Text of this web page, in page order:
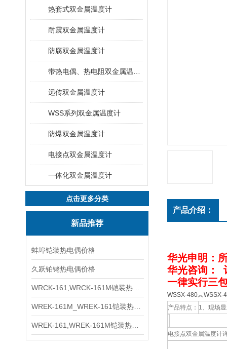
热套式双金属温度计
耐震双金属温度计
防腐双金属温度计
远传双金属温度计
WSS系列双金属温度计
防爆双金属温度计
电接点双金属温度计
一体化双金属温度计
点击更多分类
新品推荐
蚌埠铠装热电偶价格
久跃铂铑热电偶价格
产品介绍：
华光申明：
华光咨询 ：
一律实行三
WSSX-480︽WSSX-
产品特点： 1、现场
电接点双金属温度计